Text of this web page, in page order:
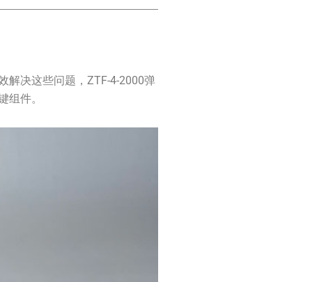
解决这些问题，ZTF-4-2000弹
组件。